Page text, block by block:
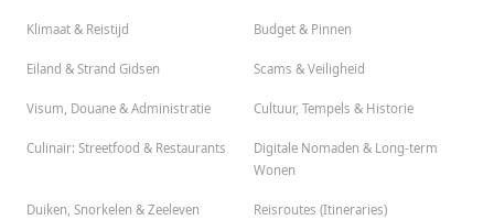
Klimaat & Reistijd Budget & Pinnen
Eiland & Strand Gidsen Scams & Veiligheid
Visum, Douane & Administratie Cultuur, Tempels & Historie
Culinair: Streetfood & Restaurants
Digitale Nomaden & Long-term
Wonen
Duiken, Snorkelen & Zeeleven Reisroutes (Itineraries)